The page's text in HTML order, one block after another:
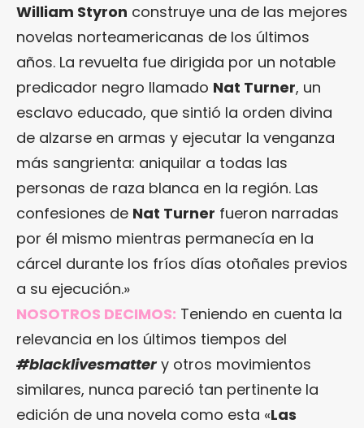
William Styron construye una de las mejores
novelas norteamericanas de los últimos
años. La revuelta fue dirigida por un notable
predicador negro llamado Nat Turner, un
esclavo educado, que sintió la orden divina
de alzarse en armas y ejecutar la venganza
más sangrienta: aniquilar a todas las
personas de raza blanca en la región. Las
confesiones de Nat Turner fueron narradas
por él mismo mientras permanecía en la
cárcel durante los fríos días otoñales previos
a su ejecución.»
NOSOTROS DECIMOS: Teniendo en cuenta la
relevancia en los últimos tiempos del
#blacklivesmatter y otros movimientos
similares, nunca pareció tan pertinente la
edición de una novela como esta «Las